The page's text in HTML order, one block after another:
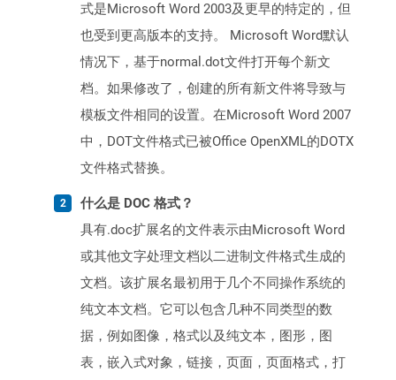
式是Microsoft Word 2003及更早的特定的，但
也受到更高版本的支持。 Microsoft Word默认
情况下，基于normal.dot文件打开每个新文
档。如果修改了，创建的所有新文件将导致与
模板文件相同的设置。在Microsoft Word 2007
中，DOT文件格式已被Office OpenXML的DOTX
文件格式替换。
什么是 DOC 格式？
具有.doc扩展名的文件表示由Microsoft Word
或其他文字处理文档以二进制文件格式生成的
文档。该扩展名最初用于几个不同操作系统的
纯文本文档。它可以包含几种不同类型的数
据，例如图像，格式以及纯文本，图形，图
表，嵌入式对象，链接，页面，页面格式，打